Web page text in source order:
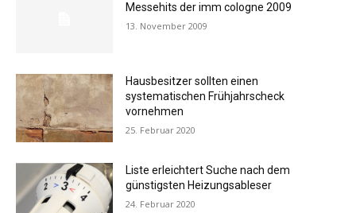
Messehits der imm cologne 2009
13. November 2009
Hausbesitzer sollten einen
systematischen Frühjahrscheck
vornehmen
25. Februar 2020
Liste erleichtert Suche nach dem
günstigsten Heizungsableser
24. Februar 2020